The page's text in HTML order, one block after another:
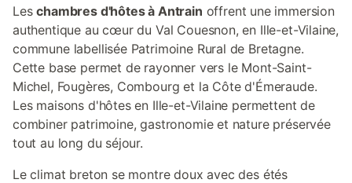
Leschambres d'hôtes à Antrain offrent une immersion
authentique au cœur du Val Couesnon, en Ille-et-Vilaine,
commune labellisée Patrimoine Rural de Bretagne.
Cette base permet de rayonner vers le Mont-Saint-
Michel, Fougères, Combourg et la Côte d'Émeraude.
Les maisons d'hôtes en Ille-et-Vilaine permettent de
combiner patrimoine, gastronomie et nature préservée
tout au long du séjour.
Le climat breton se montre doux avec des étés